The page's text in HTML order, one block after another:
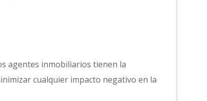
agentes inmobiliarios tienen la
cualquier impacto negativo en la